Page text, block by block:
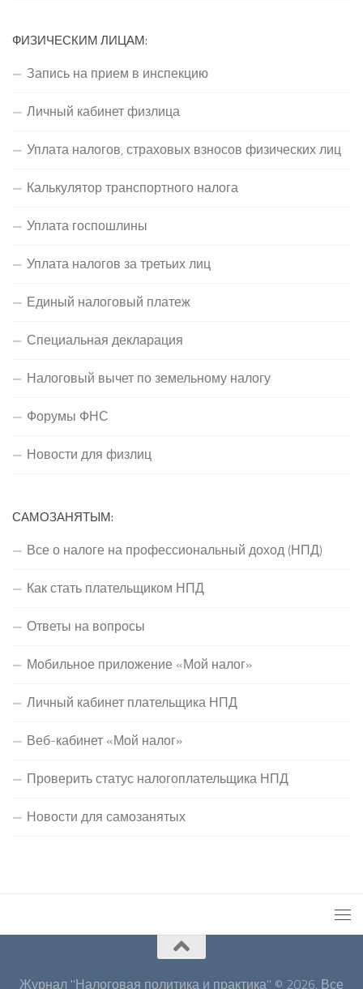
ФИЗИЧЕСКИМ ЛИЦАМ:
Запись на прием в инспекцию
Личный кабинет физлица
Уплата налогов, страховых взносов физических лиц
Калькулятор транспортного налога
Уплата госпошлины
Уплата налогов за третьих лиц
Единый налоговый платеж
Специальная декларация
Налоговый вычет по земельному налогу
Форумы ФНС
Новости для физлиц
САМОЗАНЯТЫМ:
Все о налоге на профессиональный доход (НПД)
Как стать плательщиком НПД
Ответы на вопросы
Мобильное приложение «Мой налог»
Личный кабинет плательщика НПД
Веб-кабинет «Мой налог»
Проверить статус налогоплательщика НПД
Новости для самозанятых
Журнал "Налоговая политика и практика" © 2026. Все